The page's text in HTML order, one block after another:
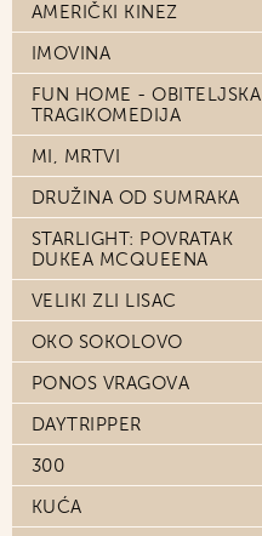
AMERIČKI KINEZ
IMOVINA
FUN HOME - OBITELJSKA
TRAGIKOMEDIJA
MI, MRTVI
DRUŽINA OD SUMRAKA
STARLIGHT: POVRATAK
DUKEA MCQUEENA
VELIKI ZLI LISAC
OKO SOKOLOVO
PONOS VRAGOVA
DAYTRIPPER
300
KUĆA